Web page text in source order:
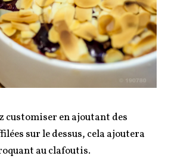
customiser en ajoutant des
sur le dessus, cela ajoutera
au clafoutis.